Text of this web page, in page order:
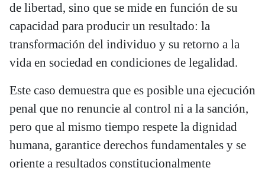
de libertad, sino que se mide en función de su
capacidad para producir un resultado: la
transformación del individuo y su retorno a la
vida en sociedad en condiciones de legalidad.
Este caso demuestra que es posible una ejecución
penal que no renuncie al control ni a la sanción,
pero que al mismo tiempo respete la dignidad
humana, garantice derechos fundamentales y se
oriente a resultados constitucionalmente